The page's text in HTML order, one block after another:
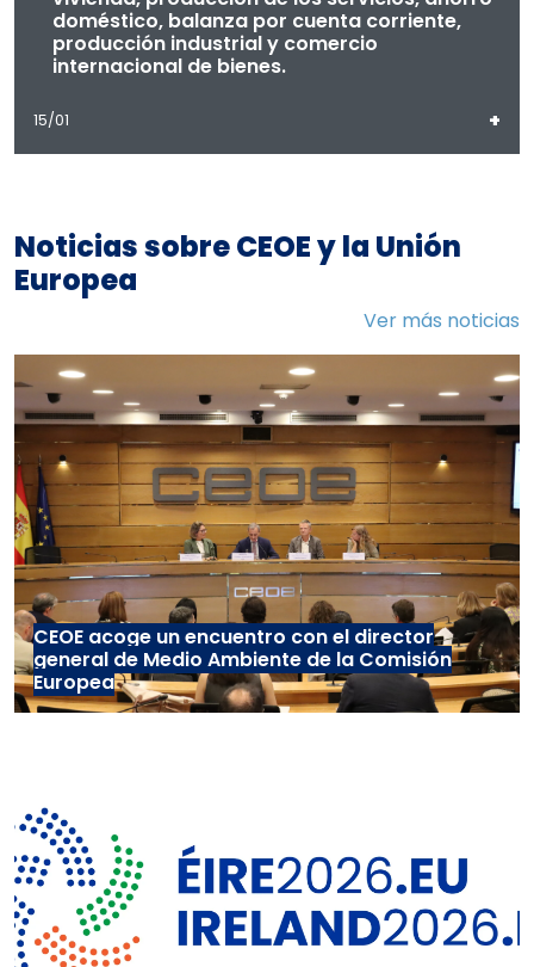
doméstico, balanza por cuenta corriente,
producción industrial y comercio
internacional de bienes.
15/01 +
Noticias sobre CEOE y la Unión
Europea
Ver más noticias
CEOE acoge un encuentro con el director
general de Medio Ambiente de la Comisión
Europea